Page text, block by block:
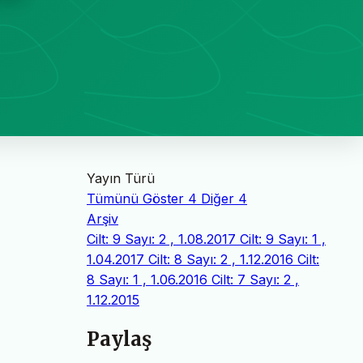
Yayın Türü
Tümünü Göster 4 Diğer 4
Arşiv
Cilt: 9 Sayı: 2 , 1.08.2017 Cilt: 9 Sayı: 1 ,
1.04.2017 Cilt: 8 Sayı: 2 , 1.12.2016 Cilt:
8 Sayı: 1 , 1.06.2016 Cilt: 7 Sayı: 2 ,
1.12.2015
Paylaş